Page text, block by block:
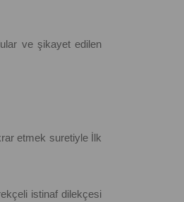
ve şikayet edilen
etmek suretiyle İlk
istinaf dilekçesi